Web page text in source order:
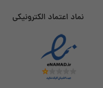
نماد اعتماد الکترونیکی